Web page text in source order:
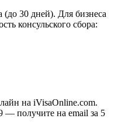
(до 30 дней). Для бизнеса
консульского сбора:
на iVisaOnline.com.
— получите на email за 5